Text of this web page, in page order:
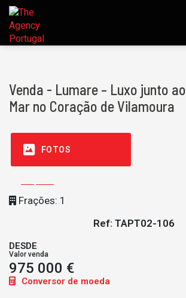
Venda - Lumare – Luxo junto ao
Mar no Coração de Vilamoura
FOTOS
Frações: 1
Ref: TAPT02-106
DESDE
Valor venda
975 000 €
Conversor de moeda